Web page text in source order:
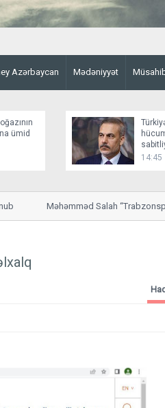
Azərbaycan Mədəniyyət
ümid
yaradır
14:45
Məhəmməd Salah
qazanacaq